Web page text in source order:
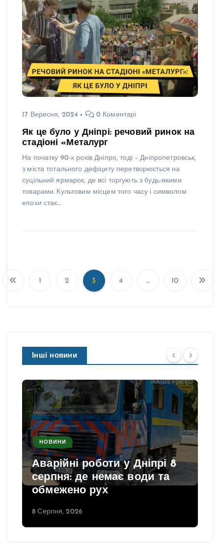
17 Вересня, 2024 0 Коментарі
Як це було у Дніпрі: речовий ринок на
стадіоні «Металург
На початку 90-х років Дніпро, тоді – Дніпропетровськ,
з міста тотального дефіциту перетворюється на
суцільний ярмарок, де всі торгують з будь-якими
товарами. Культовим місцем того часу і символом
епохи стає…
і
я
з
а
п
и
с
і
в
1 2 3 4 … 10
Інші новини
НОВИНИ
Аварійні роботи у Дніпрі 8
серпня: де немає води та
обмежено рух
8 Серпня, 2026